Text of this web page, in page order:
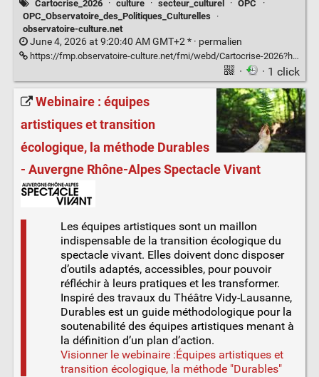
Cartocrise_2026 · culture · secteur_culturel · OPC
·
OPC_Observatoire_des_Politiques_Culturelles
·
observatoire-culture.net
June 4, 2026 at 9:20:40 AM GMT+2 * · permalien
https://fmp.observatoire-culture.net/fmi/webd/Cartocrise-2026?homeurl=https://www.observatoire-culture.net
· · 1 click
Webinaire : équipes
artistiques et transition
écologique, la méthode Durables
- Auvergne Rhône-Alpes Spectacle Vivant
Les équipes artistiques sont un maillon
indispensable de la transition écologique du
spectacle vivant. Elles doivent donc disposer
d’outils adaptés, accessibles, pour pouvoir
réfléchir à leurs pratiques et les transformer.
Inspiré des travaux du Théâtre Vidy-Lausanne,
Durables est un guide méthodologique pour la
soutenabilité des équipes artistiques menant à
la définition d’un plan d’action.
Visionner le webinaire :Équipes artistiques et
transition écologique, la méthode "Durables"